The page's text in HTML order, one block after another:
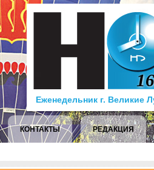
Еженедельник г. Великие
КОНТАКТЫ РЕДАКЦИЯ